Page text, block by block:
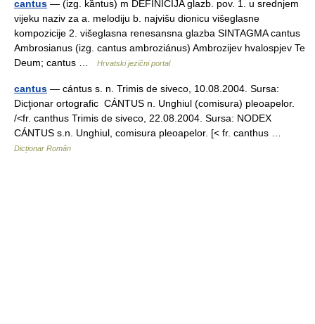
cantus — (izg. kȁntus) m DEFINICIJA glazb. pov. 1. u srednjem
vijeku naziv za a. melodiju b. najvišu dionicu višeglasne
kompozicije 2. višeglasna renesansna glazba SINTAGMA cantus
Ambrosianus (izg. cantus ambroziánus) Ambrozijev hvalospjev Te
Deum; cantus …
Hrvatski jezični portal
cantus — cántus s. n. Trimis de siveco, 10.08.2004. Sursa:
Dicţionar ortografic CÁNTUS n. Unghiul (comisura) pleoapelor.
/<fr. canthus Trimis de siveco, 22.08.2004. Sursa: NODEX
CÁNTUS s.n. Unghiul, comisura pleoapelor. [< fr. canthus …
Dicționar Român